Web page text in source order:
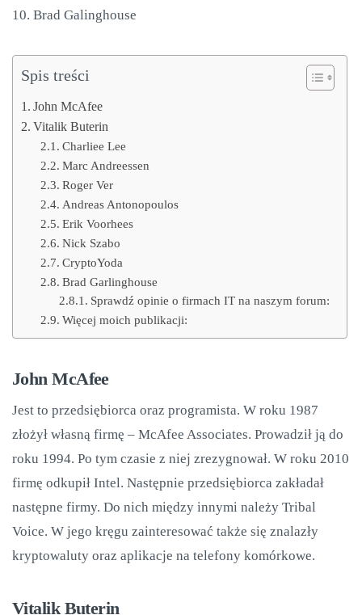
10. Brad Galinghouse
Spis treści
John McAfee
Vitalik Buterin
Charliee Lee
Marc Andreessen
Roger Ver
Andreas Antonopoulos
Erik Voorhees
Nick Szabo
CryptoYoda
Brad Garlinghouse
Sprawdź opinie o firmach IT na naszym forum:
Więcej moich publikacji:
John McAfee
Jest to przedsiębiorca oraz programista. W roku 1987
złożył własną firmę – McAfee Associates. Prowadził ją do
roku 1994. Po tym czasie z niej zrezygnował. W roku 2010
firmę odkupił Intel. Następnie przedsiębiorca zakładał
następne firmy. Do nich między innymi należy Tribal
Voice. W jego kręgu zainteresować także się znalazły
kryptowaluty oraz aplikacje na telefony komórkowe.
Vitalik Buterin